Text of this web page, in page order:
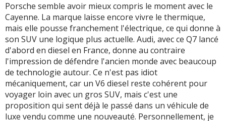
Porsche semble avoir mieux compris le moment avec le
Cayenne. La marque laisse encore vivre le thermique,
mais elle pousse franchement l'électrique, ce qui donne à
son SUV une logique plus actuelle. Audi, avec ce Q7 lancé
d'abord en diesel en France, donne au contraire
l'impression de défendre l'ancien monde avec beaucoup
de technologie autour. Ce n'est pas idiot
mécaniquement, car un V6 diesel reste cohérent pour
voyager loin avec un gros SUV, mais c'est une
proposition qui sent déjà le passé dans un véhicule de
luxe vendu comme une nouveauté. Personnellement, je